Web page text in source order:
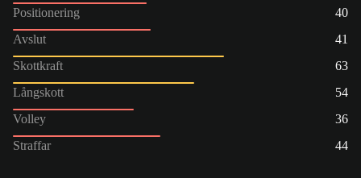
Positionering
40
Avslut
41
Skottkraft
63
Långskott
54
Volley
36
Straffar
44